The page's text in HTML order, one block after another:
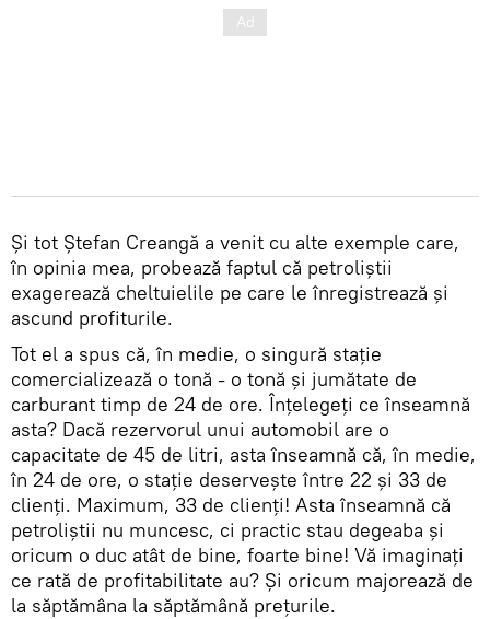
Și tot Ștefan Creangă a venit cu alte exemple care,
în opinia mea, probează faptul că petroliștii
exagerează cheltuielile pe care le înregistrează și
ascund profiturile.
Tot el a spus că, în medie, o singură stație
comercializează o tonă - o tonă și jumătate de
carburant timp de 24 de ore. Înțelegeți ce înseamnă
asta? Dacă rezervorul unui automobil are o
capacitate de 45 de litri, asta înseamnă că, în medie,
în 24 de ore, o stație deservește între 22 și 33 de
clienți. Maximum, 33 de clienți! Asta înseamnă că
petroliștii nu muncesc, ci practic stau degeaba și
oricum o duc atât de bine, foarte bine! Vă imaginați
ce rată de profitabilitate au? Și oricum majorează de
la săptămâna la săptămână prețurile.